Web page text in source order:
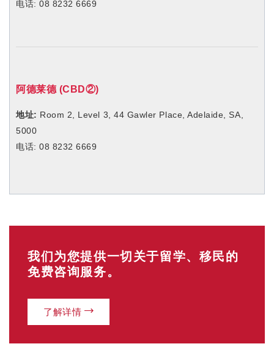
电话: 08 8232 6669
阿德莱德 (CBD②)
地址: Room 2, Level 3,44 Gawler Place, Adelaide, SA,
5000
电话: 08 8232 6669
我们为您提供一切关于留学、移民的
免费咨询服务。
了解详情